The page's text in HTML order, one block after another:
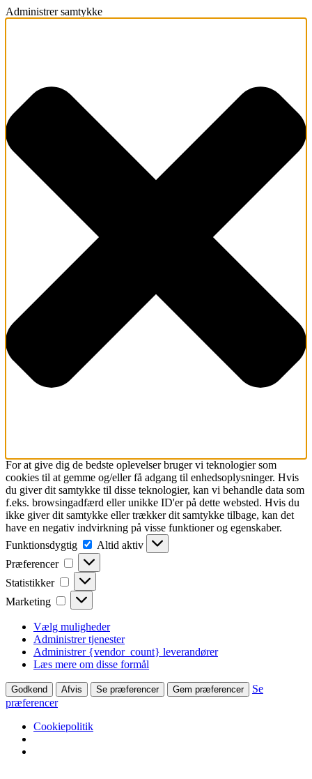
Administrer samtykke
For at give dig de bedste oplevelser bruger vi teknologier som
cookies til at gemme og/eller få adgang til enhedsoplysninger. Hvis
du giver dit samtykke til disse teknologier, kan vi behandle data som
f.eks. browsingadfærd eller unikke ID'er på dette websted. Hvis du
ikke giver dit samtykke eller trækker dit samtykke tilbage, kan det
have en negativ indvirkning på visse funktioner og egenskaber.
Funktionsdygtig
Funktionsdygtig
Altid aktiv
Præferencer
Præferencer
Statistikker Statistikker
Marketing Marketing
Vælg muligheder
Administrer tjenester
Administrer {vendor_count} leverandører
Læs mere om disse formål
Godkend Afvis Se præferencer Gem præferencer
Se
præferencer
Cookiepolitik